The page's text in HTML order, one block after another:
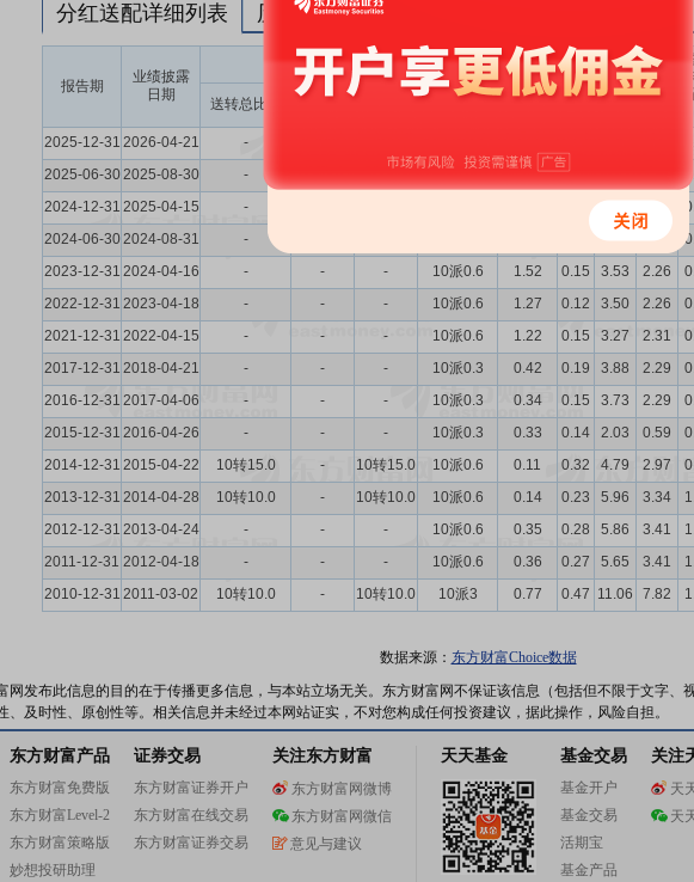
分红送配详细列表 历次分红派息与涨跌幅表现
报告期
业绩披露
日期
送转股份 现金分红
每股
收益
每股
净资
每股
公积
送转总比例
现金分红比
股息率
2025-12-31 2026-04-21 -
2025-06-302025-08-30 - 0.87 0.06
2024-12-31 2025-04-15 - 3.45 2.26
2024-06-302024-08-31 - 3.49 2.26
2023-12-31 2024-04-16 - - - 10派0.6 1.52 0.15 3.53 2.26
2022-12-31 2023-04-18 - - - 10派0.6 1.27 0.12 3.50 2.26
2021-12-31 2022-04-15 - - - 10派0.6 1.22 0.15 3.27 2.31
2017-12-31 2018-04-21 - - - 10派0.3 0.42 0.19 3.88 2.29
2016-12-31 2017-04-06 - - - 10派0.3 0.34 0.15 3.73 2.29
2015-12-31 2016-04-26 - - - 10派0.3 0.33 0.14 2.03 0.59
2014-12-31 2015-04-22 10转15.0 - 10转15.0 10派0.6 0.11 0.32 4.79 2.97
2013-12-31 2014-04-28 10转10.0 - 10转10.0 10派0.6 0.14 0.23 5.96 3.34
2012-12-31 2013-04-24 - - - 10派0.6 0.35 0.28 5.86 3.41
2011-12-31 2012-04-18 - - - 10派0.6 0.36 0.27 5.65 3.41
2010-12-31 2011-03-02 10转10.0 - 10转10.0 10派3 0.77 0.47 11.06 7.82
数据来源： 东方财富Choice数据
网发布此信息的目的在于传播更多信息，与本站立场无关。东方财富网不保证该信息（包括但不限于文字
、及时性、原创性等。相关信息并未经过本网站证实，不对您构成任何投资建议，据此操作，风险自担。
东方财富产品
东方财富免费版
东方财富Level-2
东方财富策略版
妙想投研助理
证券交易
东方财富证券开户
东方财富在线交易
东方财富证券交易
关注东方财富
东方财富网微博
东方财富网微信
意见与建议
天天基金 基金交易
基金开户
基金交易
活期宝
基金产品
关注
天
天